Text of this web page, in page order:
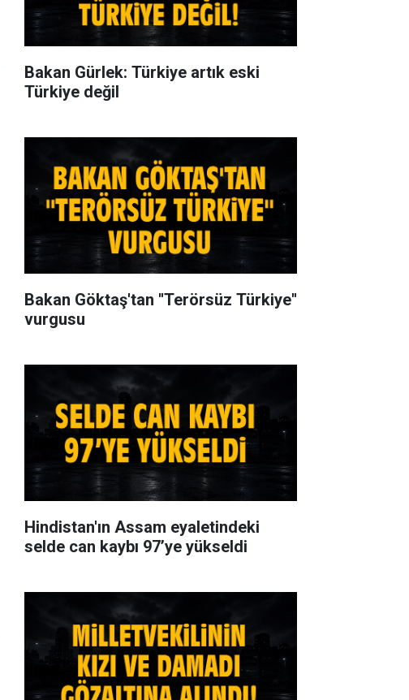
Bakan Gürlek: Türkiye artık eski
Türkiye değil
Bakan Göktaş'tan ''Terörsüz Türkiye''
vurgusu
Hindistan'ın Assam eyaletindeki
selde can kaybı 97’ye yükseldi